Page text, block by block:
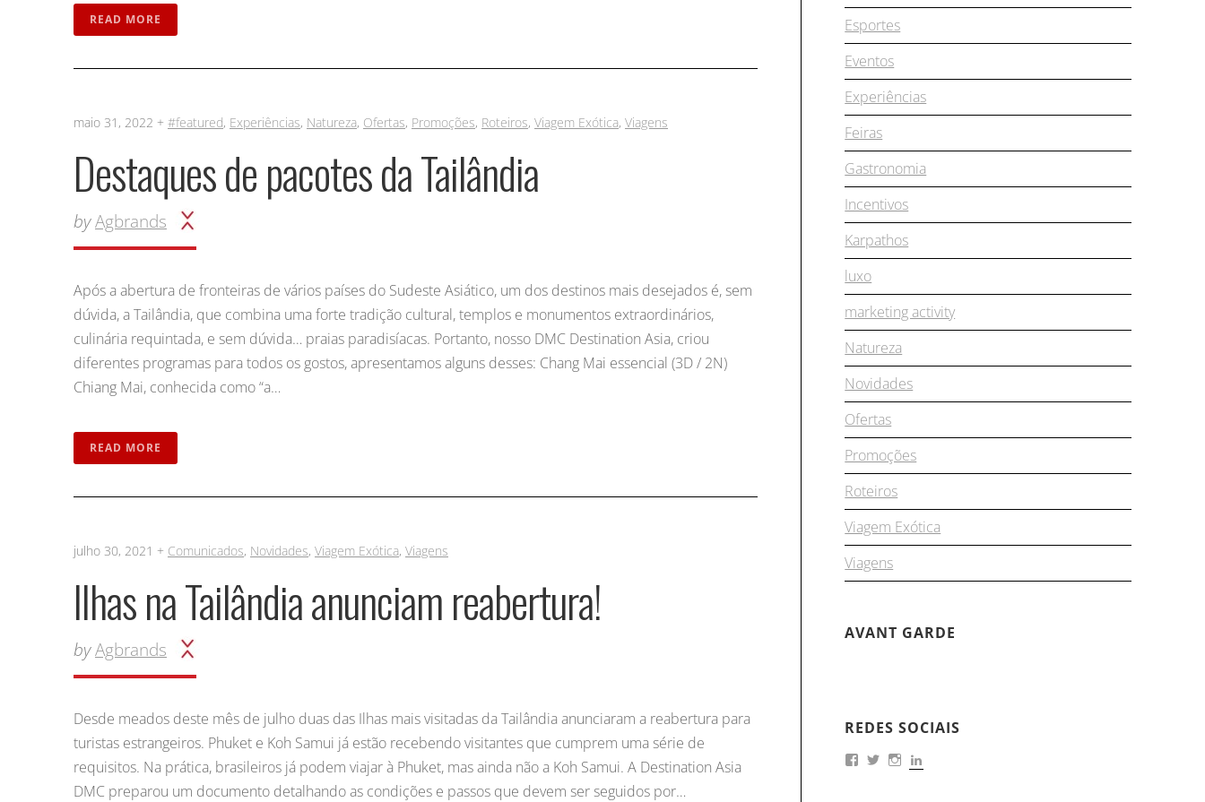
READ MORE
maio 31, 2022 + #featured, Experiências, Natureza, Ofertas, Promoções, Roteiros, Viagem Exótica, Viagens
Destaques de pacotes da Tailândia
byAgbrands
Após a abertura de fronteiras de vários países do Sudeste Asiático, um dos destinos mais desejados é, sem
dúvida, a Tailândia, que combina uma forte tradição cultural, templos e monumentos extraordinários,
culinária requintada, e sem dúvida… praias paradisíacas. Portanto, nosso DMC Destination Asia, criou
diferentes programas para todos os gostos, apresentamos alguns desses: Chang Mai essencial (3D / 2N)
Chiang Mai, conhecida como “a…
READ MORE
julho 30, 2021 + Comunicados, Novidades, Viagem Exótica, Viagens
Ilhas na Tailândia anunciam reabertura!
byAgbrands
Desde meados deste mês de julho duas das Ilhas mais visitadas da Tailândia anunciaram a reabertura para
turistas estrangeiros. Phuket e Koh Samui já estão recebendo visitantes que cumprem uma série de
requisitos. Na prática, brasileiros já podem viajar à Phuket, mas ainda não a Koh Samui. A Destination Asia
DMC preparou um documento detalhando as condições e passos que devem ser seguidos por…
Esportes
Eventos
Experiências
Feiras
Gastronomia
Incentivos
Karpathos
luxo
marketing activity
Natureza
Novidades
Ofertas
Promoções
Roteiros
Viagem Exótica
Viagens
AVANT GARDE
REDES SOCIAIS